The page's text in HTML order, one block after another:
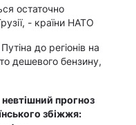
остаточно
- країни НАТО
до регіонів на
дешевого бензину,
прогноз
збіжжя: